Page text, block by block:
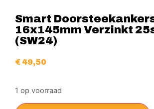
Smart
16x145mm Verzinkt
(SW24)
€49,50
1 op voorraad